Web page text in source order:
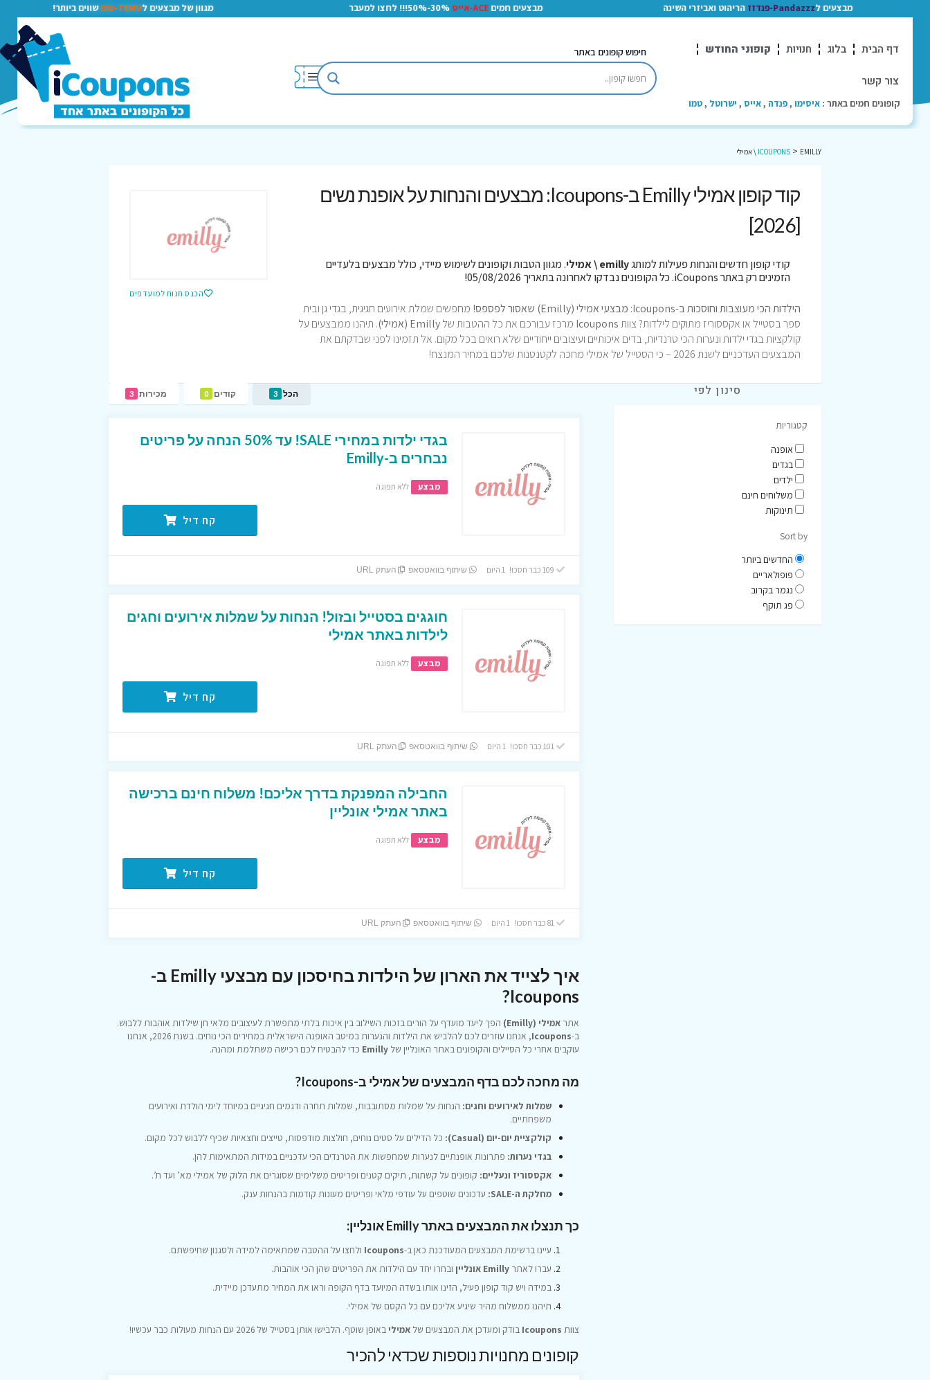
מבצעים לPandazzz-פנדזז הריהוט ואביזרי השינה מבצעים חמיםACE-אייס 30%-50%!!! לחצו למעבר מגוון של מבצעים לTEMU-טמו שווים ביותר!
דף הבית בלוג חנויות קופוני החודש
צור קשר
קופונים חמים באתר : איסימו ,פנדה ,אייס , ישרוטל ,טמו
חיפוש קופונים באתר
ICOUPONS > EMILLY \ אמילי
הכנס חנות למועדפים
קוד קופון אמילי Emilly ב-Icoupons: מבצעים והנחות על אופנת נשים
[2026]
קודי קופון חדשים והנחות פעילות למותגemilly \ אמילי
. מגוון הטבות וקופונים לשימוש מיידי, כולל מבצעים בלעדיים
הזמינים רק באתר iCoupons. כל הקופונים נבדקו לאחרונה בתאריך 05/08/2026!
הילדות הכי מעוצבות וחוסכות ב-Icoupons: מבצעי אמילי (Emilly) שאסור לפספס!
מחפשים שמלת אירועים חגיגית, בגדי גן ובית
ספר בסטייל או אקססוריז מתוקים לילדות? צוותIcoupons מרכז עבורכם את כל ההטבות שלEmilly (אמילי)
. תיהנו ממבצעים על
קולקציות בגדי ילדות ונערות הכי טרנדיות, בדים איכותיים ועיצובים ייחודיים שלא רואים בכל מקום. אל תזמינו לפני שבדקתם את
המבצעים העדכניים לשנת 2026 – כי הסטייל של אמילי מחכה לקטנטנות שלכם במחיר המנצח!
הכל 3 קודים 0 מכירות 3
בגדי ילדות במחירי SALE! עד 50% הנחה על פריטים
נבחרים ב-Emilly
מבצע ללא תפוגה
קח דיל
שיתוף בוואטסאפ העתק URL
חוגגים בסטייל ובזול! הנחות על שמלות אירועים וחגים
לילדות באתר אמילי
מבצע ללא תפוגה
קח דיל
101 כבר חסכו! 1 היום שיתוף בוואטסאפ העתק URL
החבילה המפנקת בדרך אליכם! משלוח חינם ברכישה
באתר אמילי אונליין
מבצע ללא תפוגה
קח דיל
81 כבר חסכו! 1 היום שיתוף בוואטסאפ העתק URL
איך לצייד את הארון של הילדות בחיסכון עם מבצעי Emilly ב-
Icoupons?
אתר אמילי (Emilly)
הפך ליעד מועדף על הורים בזכות השילוב בין איכות בלתי מתפשרת לעיצובים מלאי חן שילדות אוהבות ללבוש.
ב-Icoupons
, אנחנו עוזרים לכם להלביש את הילדות והנערות במיטב האופנה הישראלית במחירים הכי נוחים. בשנת 2026, אנחנו
עוקבים אחרי כל הסיילים והקופונים באתר האונליין של Emilly כדי להבטיח לכם רכישה משתלמת ומהנה.
מה מחכה לכם בדף המבצעים של אמילי ב-Icoupons?
שמלות לאירועים וחגים: הנחות על שמלות מסתובבות, שמלות תחרה ודגמים חגיגיים במיוחד לימי הולדת ואירועים
משפחתיים.
קולקציית יום-יום (Casual):
כל הדילים על סטים נוחים, חולצות מודפסות, טייצים וחצאיות שכיף ללבוש לכל מקום.
בגדי נערות: פתרונות אופנתיים לנערות שמחפשות את הטרנדים הכי עדכניים במידות המתאימות להן.
אקססוריז ונעליים: קופונים על קשתות, תיקים קטנים ופריטים משלימים שסוגרים את הלוק של אמילי מא’ ועד ת’.
מחלקת ה-SALE:
עדכונים שוטפים על עודפי מלאי ופריטים מעונות קודמות בהנחות ענק.
כך תנצלו את המבצעים באתר Emilly אונליין:
עיינו ברשימת המבצעים המעודכנת כאן ב-Icoupons ולחצו על ההטבה שמתאימה למידה ולסגנון שחיפשתם.
עברו לאתר Emilly אונליין
ובחרו יחד עם הילדות את הפריטים שהן הכי אוהבות.
במידה ויש קוד קופון פעיל, הזינו אותו בשדה המיועד בדף הקופה וראו את המחיר מתעדכן מיידית.
תיהנו ממשלוח מהיר שיגיע אליכם עם כל הקסם של אמילי.
צוות Icoupons בודק ומעדכן את המבצעים של אמילי באופן שוטף. הלבישו אותן בסטייל של 2026 עם הנחות מעולות כבר עכשיו!
קופונים מחנויות נוספות שכדאי להכיר
סינון לפי
קטגוריות
אופנה
בגדים
ילדים
משלוחים חינם
תינוקות
Sort by
החדשים ביותר
פופולאריים
נגמר בקרוב
פג תוקף